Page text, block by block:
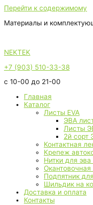
Перейти к содержимому
Материалы и
NEKTEK
+7 (903) 510-33-38
с 10-00 до 21-00
Главная
Каталог
Листы EVA
ЭВА
Листы
2й сорт
Контактная
Крепеж
Нитки для эва
Окантовочная
Подпятник
Шильдик на
Доставка и оплата
Контакты